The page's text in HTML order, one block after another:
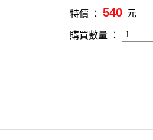
特價 ： 540 元
購買數量 ：